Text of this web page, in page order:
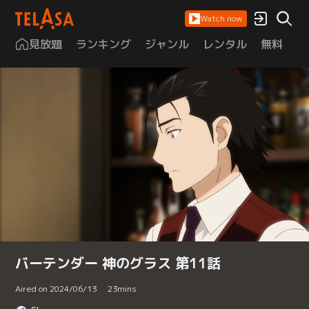
Watch now
見放題 ランキング ジャンル レンタル 無料
バーテンダー 神のグラス 第11話
Aired on 2024/06/13 23mins